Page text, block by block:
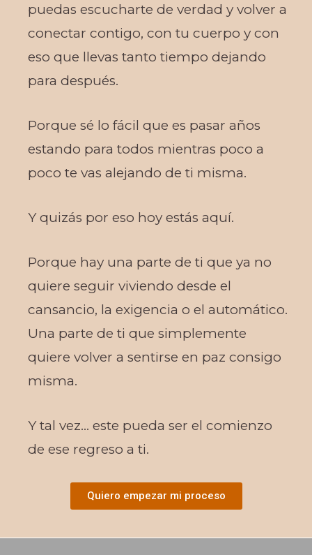
puedas escucharte de verdad y volver a
conectar contigo, con tu cuerpo y con
eso que llevas tanto tiempo dejando
para después.
Porque sé lo fácil que es pasar años
estando para todos mientras poco a
poco te vas alejando de ti misma.
Y quizás por eso hoy estás aquí.
Porque hay una parte de ti que ya no
quiere seguir viviendo desde el
cansancio, la exigencia o el automático.
Una parte de ti que simplemente
quiere volver a sentirse en paz consigo
misma.
Y tal vez… este pueda ser el comienzo
de ese regreso a ti.
Quiero empezar mi proceso